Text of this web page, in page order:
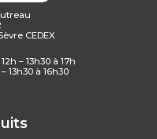
CEDEX
– 13h30 à 17h
13h30 à 16h30